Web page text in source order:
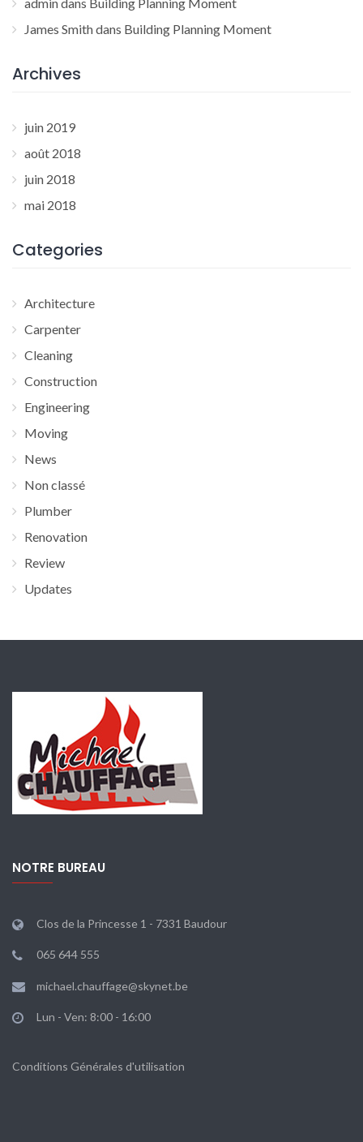
James Smithdans Building Planning Moment
Archives
juin 2019
août 2018
juin 2018
mai 2018
Categories
Architecture
Carpenter
Cleaning
Construction
Engineering
Moving
News
Non classé
Plumber
Renovation
Review
Updates
NOTRE BUREAU
Clos de la Princesse 1 - 7331 Baudour
065 644 555
michael.chauffage@skynet.be
Lun - Ven: 8:00 - 16:00
Conditions Générales d'utilisation